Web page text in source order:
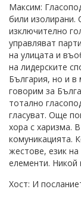
Максим:
били изолирани.
изключително
управляват
на улицата и
на лидерските
България, но и
говорим за
тотално
гласуват. Още
хора с харизма.
комуникацията.
жестове, език
елементи. Никой
Хост: И